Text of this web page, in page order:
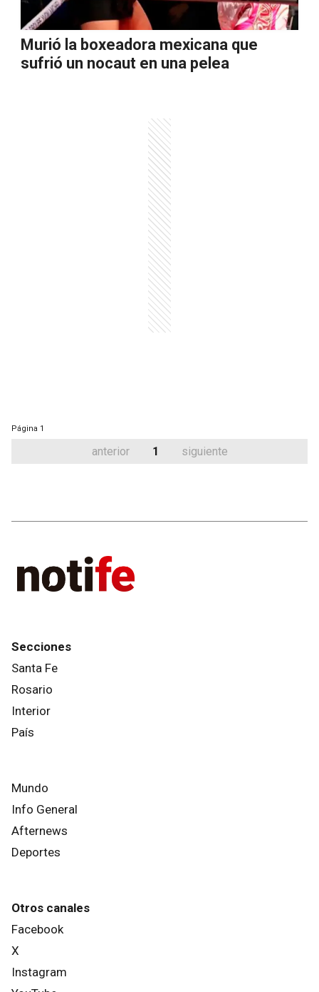
Murió la boxeadora mexicana que
sufrió un nocaut en una pelea
Página 1
anterior 1 siguiente
Secciones
Santa Fe
Rosario
Interior
País
Mundo
Info General
Afternews
Deportes
Otros canales
Facebook
X
Instagram